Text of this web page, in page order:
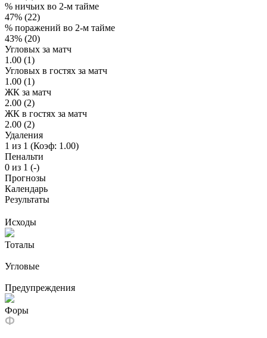
% ничьих во 2-м тайме
47% (22)
% поражений во 2-м тайме
43% (20)
Угловых за матч
1.00 (1)
Угловых в гостях за матч
1.00 (1)
ЖК за матч
2.00 (2)
ЖК в гостях за матч
2.00 (2)
Удаления
1 из 1 (Коэф: 1.00)
Пенальти
0 из 1 (-)
Прогнозы
Календарь
Результаты
Исходы
Тоталы
Угловые
Предупреждения
Форы